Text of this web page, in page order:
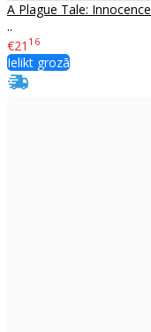
A Plague Tale: Innocence
..
€21 16
Ielikt grozā